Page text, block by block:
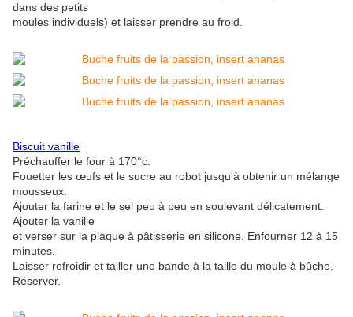
dans des petits
moules individuels) et laisser prendre au froid.
Biscuit vanille
Préchauffer le four à 170°c.
Fouetter les œufs et le sucre au robot jusqu'à obtenir un mélange
mousseux.
Ajouter la farine et le sel peu à peu en soulevant délicatement.
Ajouter la vanille
et verser sur la plaque à pâtisserie en silicone. Enfourner 12 à 15
minutes.
Laisser refroidir et tailler une bande à la taille du moule à bûche.
Réserver.